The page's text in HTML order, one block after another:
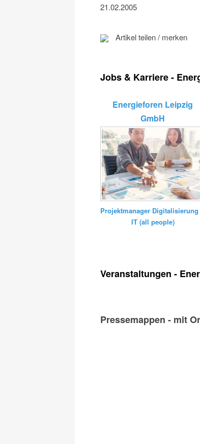
21.02.2005
Artikel teilen / merken
Jobs & Karriere -
Energieforen Leipzig
GmbH
Projektmanager Digitalisierung
IT (all people)
Veranstaltungen -
Pressemappen - mit